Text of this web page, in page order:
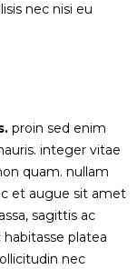
nec nisi eu
proin sed enim
integer vitae
quam. nullam
et augue sit amet
sagittis ac
platea
nec